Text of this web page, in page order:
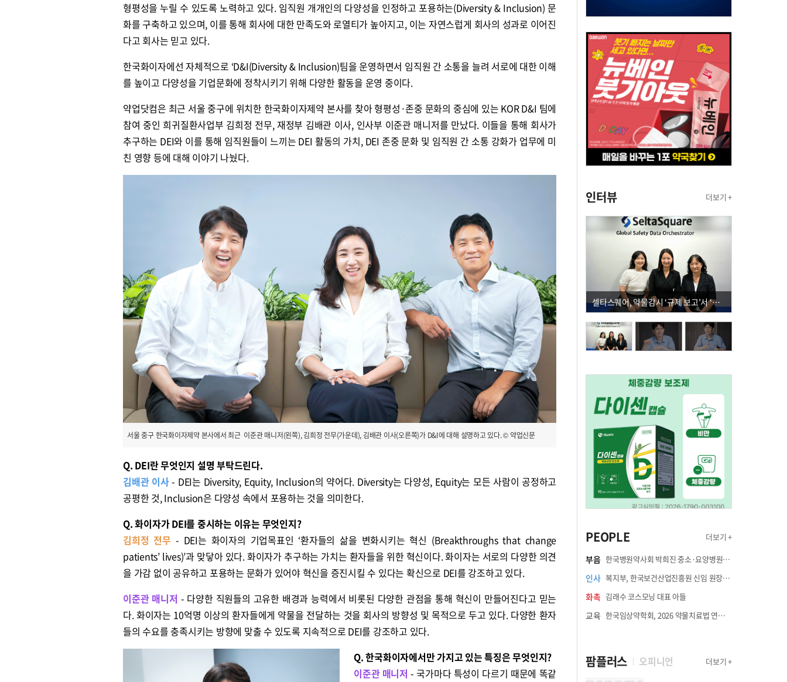
형평성을 누릴 수 있도록 노력하고 있다. 임직원 개개인의 다양성을 인정하고 포용하는(Diversity & Inclusion) 문
화를 구축하고 있으며, 이를 통해 회사에 대한 만족도와 로열티가 높아지고, 이는 자연스럽게 회사의 성과로 이어진
다고 회사는 믿고 있다.
한국화이자에선 자체적으로 ‘D&I(Diversity & Inclusion)팀을 운영하면서 임직원 간 소통을 늘려 서로에 대한 이해
를 높이고 다양성을 기업문화에 정착시키기 위해 다양한 활동을 운영 중이다.
약업닷컴은 최근 서울 중구에 위치한 한국화이자제약 본사를 찾아 형평성·존중 문화의 중심에 있는 KOR D&I 팀에
참여 중인 희귀질환사업부 김희정 전무, 재정부 김배관 이사, 인사부 이준관 매니저를 만났다. 이들을 통해 회사가
추구하는 DEI와 이를 통해 임직원들이 느끼는 DEI 활동의 가치, DEI 존중 문화 및 임직원 간 소통 강화가 업무에 미
친 영향 등에 대해 이야기 나눴다.
서울 중구 한국화이자제약 본사에서 최근 이준관 매니저(왼쪽), 김희정 전무(가운데), 김배관 이사(오른쪽)가 D&I에 대해 설명하고 있다. © 약업신문
Q. DEI란 무엇인지 설명 부탁드린다.
김배관 이사- DEI는 Diversity, Equity, Inclusion의 약어다. Diversity는 다양성, Equity는 모든 사람이 공정하고
공평한 것, Inclusion은 다양성 속에서 포용하는 것을 의미한다.
Q. 화이자가 DEI를 중시하는 이유는 무엇인지?
김희정 전무 - DEI는 화이자의 기업목표인 ‘환자들의 삶을 변화시키는 혁신 (Breakthroughs that change
patients’ lives)’과 맞닿아 있다. 화이자가 추구하는 가치는 환자들을 위한 혁신이다. 화이자는 서로의 다양한 의견
을 가감 없이 공유하고 포용하는 문화가 있어야 혁신을 증진시킬 수 있다는 확신으로 DEI를 강조하고 있다.
이준관 매니저 - 다양한 직원들의 고유한 배경과 능력에서 비롯된 다양한 관점을 통해 혁신이 만들어진다고 믿는
다. 화이자는 10억명 이상의 환자들에게 약물을 전달하는 것을 회사의 방향성 및 목적으로 두고 있다. 다양한 환자
들의 수요를 충족시키는 방향에 맞출 수 있도록 지속적으로 DEI를 강조하고 있다.
Q. 한국화이자에서만 가지고 있는 특징은 무엇인지?
이준관 매니저 - 국가마다 특성이 다르기 때문에 똑같
인터뷰 더보기 +
셀타스퀘어, 약물감시 ‘규제 보고’서 ‘데이터 의사결정’으로 "PVX 전환 요구 커진다"
PEOPLE 더보기 +
부음 한국병원약사회 박희진 중소·요양병원이사(충청북도 청주의료원 약제팀장) 부친상
인사 복지부, 한국보건산업진흥원 신임 원장에 고상백 교수 임명
화촉 김래수 코스모닝 대표 아들
교육 한국임상약학회, 2026 약물치료법 연수강좌 8월 21일 개최
팜플러스 오피니언 더보기 +